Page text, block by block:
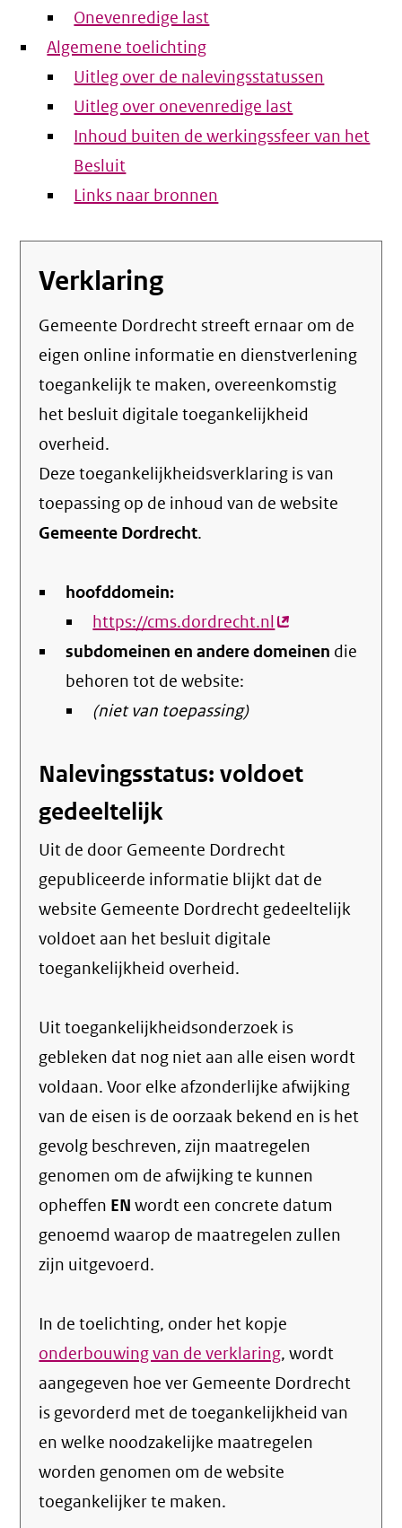
Onevenredige last
Algemene toelichting
Uitleg over de nalevingsstatussen
Uitleg over onevenredige last
Inhoud buiten de werkingssfeer van het
Besluit
Links naar bronnen
Verklaring
Gemeente Dordrecht streeft ernaar om de
eigen online informatie en dienstverlening
toegankelijk te maken, overeenkomstig
het besluit digitale toegankelijkheid
overheid.
Deze toegankelijkheidsverklaring is van
toepassing op de inhoud van de website
Gemeente Dordrecht.
hoofddomein:
https://cms.dordrecht.nl(externe
link)
subdomeinen en andere domeinen die
behoren tot de website:
(niet van toepassing)
Nalevingsstatus: voldoet
gedeeltelijk
Uit de door Gemeente Dordrecht
gepubliceerde informatie blijkt dat de
website Gemeente Dordrecht gedeeltelijk
voldoet aan het besluit digitale
toegankelijkheid overheid.
Uit toegankelijkheidsonderzoek is
gebleken dat nog niet aan alle eisen wordt
voldaan. Voor elke afzonderlijke afwijking
van de eisen is de oorzaak bekend en is het
gevolg beschreven, zijn maatregelen
genomen om de afwijking te kunnen
opheffen EN wordt een concrete datum
genoemd waarop de maatregelen zullen
zijn uitgevoerd.
In de toelichting, onder het kopje
onderbouwing van de verklaring, wordt
aangegeven hoe ver Gemeente Dordrecht
is gevorderd met de toegankelijkheid van
en welke noodzakelijke maatregelen
worden genomen om de website
toegankelijker te maken.